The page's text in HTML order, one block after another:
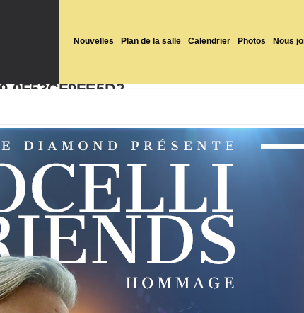
Nouvelles Plan de la salle Calendrier Photos Nous
0F53CF9FE5D2